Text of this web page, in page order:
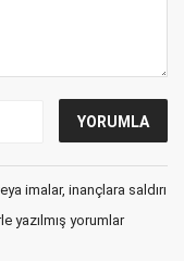
imalar, inançlara saldırı
yazılmış yorumlar